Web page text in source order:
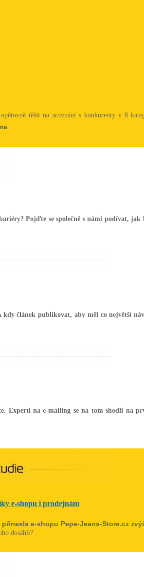
těšit na srovnání s konkurenty v 8
Pojďte se společně s námi podívat, jak
článek publikovat, aby měl co největší
Experti na e-mailing se na tom shodli na
e-shopu i prodejnám
přinesla e-shopu Pepe-Jeans-Store.cz
dosáhli?